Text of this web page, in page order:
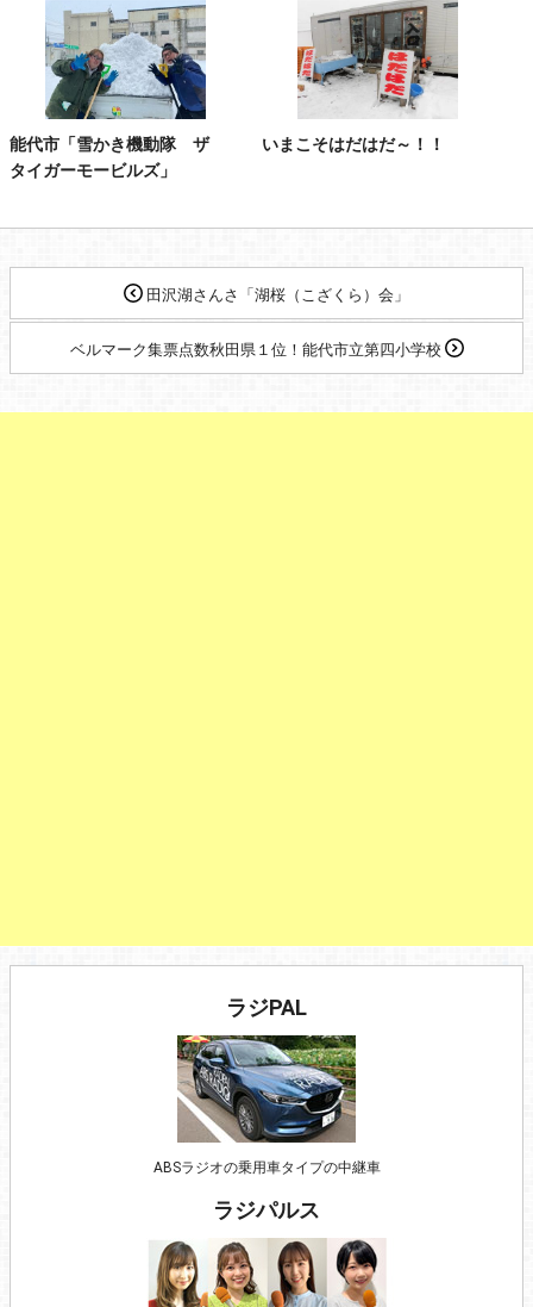
能代市「雪かき機動隊 ザ
タイガーモービルズ」
いまこそはだはだ～！！
田沢湖さんさ「湖桜（こざくら）会」
ベルマーク集票点数秋田県１位！能代市立第四小学校
ラジPAL
ABSラジオの乗用車タイプの中継車
ラジパルス